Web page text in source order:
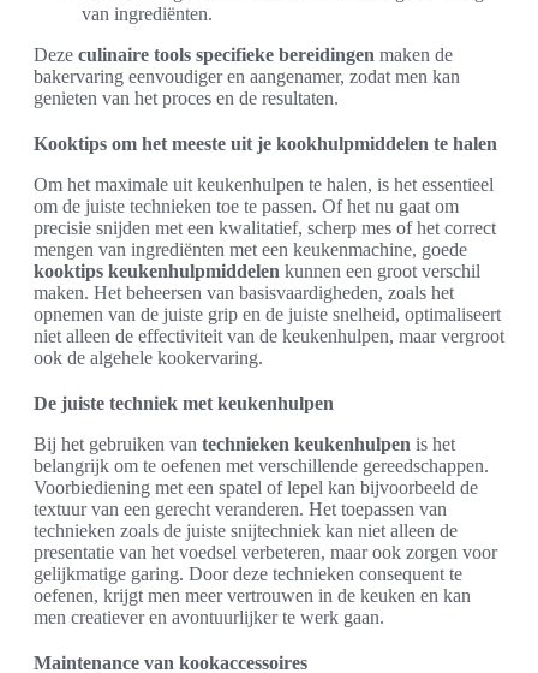
van ingrediënten.
Deze culinaire tools specifieke bereidingen maken de
bakervaring eenvoudiger en aangenamer, zodat men kan
genieten van het proces en de resultaten.
Kooktips om het meeste uit je kookhulpmiddelen te halen
Om het maximale uit keukenhulpen te halen, is het essentieel
om de juiste technieken toe te passen. Of het nu gaat om
precisie snijden met een kwalitatief, scherp mes of het correct
mengen van ingrediënten met een keukenmachine, goede
kooktips keukenhulpmiddelen kunnen een groot verschil
maken. Het beheersen van basisvaardigheden, zoals het
opnemen van de juiste grip en de juiste snelheid, optimaliseert
niet alleen de effectiviteit van de keukenhulpen, maar vergroot
ook de algehele kookervaring.
De juiste techniek met keukenhulpen
Bij het gebruiken van technieken keukenhulpen is het
belangrijk om te oefenen met verschillende gereedschappen.
Voorbiediening met een spatel of lepel kan bijvoorbeeld de
textuur van een gerecht veranderen. Het toepassen van
technieken zoals de juiste snijtechniek kan niet alleen de
presentatie van het voedsel verbeteren, maar ook zorgen voor
gelijkmatige garing. Door deze technieken consequent te
oefenen, krijgt men meer vertrouwen in de keuken en kan
men creatiever en avontuurlijker te werk gaan.
Maintenance van kookaccessoires